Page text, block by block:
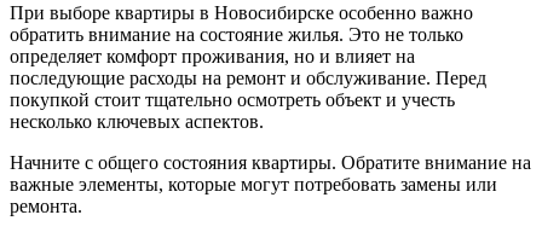
При выборе квартиры в Новосибирске особенно важно
обратить внимание на состояние жилья. Это не только
определяет комфорт проживания, но и влияет на
последующие расходы на ремонт и обслуживание. Перед
покупкой стоит тщательно осмотреть объект и учесть
несколько ключевых аспектов.
Начните с общего состояния квартиры. Обратите внимание на
важные элементы, которые могут потребовать замены или
ремонта.